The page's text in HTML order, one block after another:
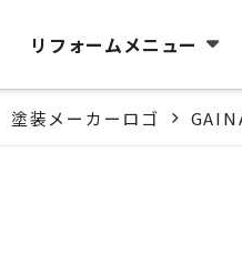
リフォームメニュー
塗装メーカーロゴ